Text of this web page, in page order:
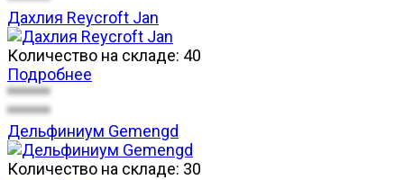
Дахлия Reycroft Jan
Количество на складе: 40
Подробнее
******
******
Дельфиниум Gemengd
Количество на складе: 30